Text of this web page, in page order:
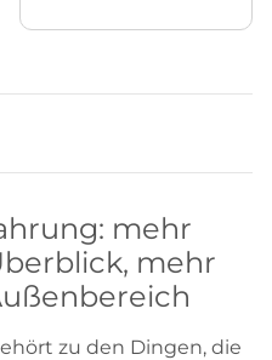
mehr
mehr
zu den Dingen, die